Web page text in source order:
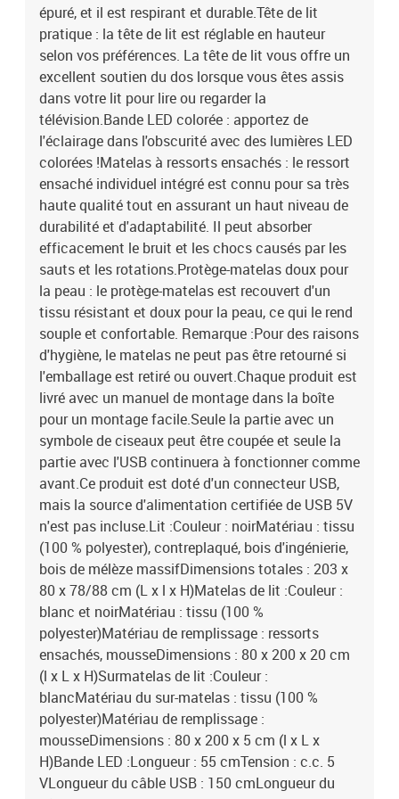
épuré, et il est respirant et durable.Tête de lit
pratique : la tête de lit est réglable en hauteur
selon vos préférences. La tête de lit vous offre un
excellent soutien du dos lorsque vous êtes assis
dans votre lit pour lire ou regarder la
télévision.Bande LED colorée : apportez de
l'éclairage dans l'obscurité avec des lumières LED
colorées !Matelas à ressorts ensachés : le ressort
ensaché individuel intégré est connu pour sa très
haute qualité tout en assurant un haut niveau de
durabilité et d'adaptabilité. Il peut absorber
efficacement le bruit et les chocs causés par les
sauts et les rotations.Protège-matelas doux pour
la peau : le protège-matelas est recouvert d'un
tissu résistant et doux pour la peau, ce qui le rend
souple et confortable. Remarque :Pour des raisons
d'hygiène, le matelas ne peut pas être retourné si
l'emballage est retiré ou ouvert.Chaque produit est
livré avec un manuel de montage dans la boîte
pour un montage facile.Seule la partie avec un
symbole de ciseaux peut être coupée et seule la
partie avec l'USB continuera à fonctionner comme
avant.Ce produit est doté d'un connecteur USB,
mais la source d'alimentation certifiée de USB 5V
n'est pas incluse.Lit :Couleur : noirMatériau : tissu
(100 % polyester), contreplaqué, bois d'ingénierie,
bois de mélèze massifDimensions totales : 203 x
80 x 78/88 cm (L x l x H)Matelas de lit :Couleur :
blanc et noirMatériau : tissu (100 %
polyester)Matériau de remplissage : ressorts
ensachés, mousseDimensions : 80 x 200 x 20 cm
(l x L x H)Surmatelas de lit :Couleur :
blancMatériau du sur-matelas : tissu (100 %
polyester)Matériau de remplissage :
mousseDimensions : 80 x 200 x 5 cm (l x L x
H)Bande LED :Longueur : 55 cmTension : c.c. 5
VLongueur du câble USB : 150 cmLongueur du